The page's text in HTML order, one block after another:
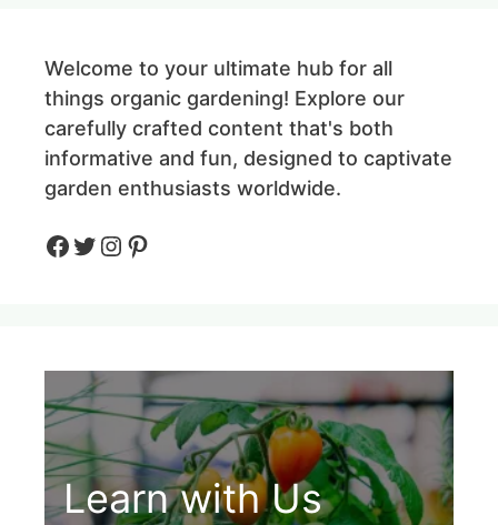
Welcome to your ultimate hub for all
things organic gardening! Explore our
carefully crafted content that's both
informative and fun, designed to captivate
garden enthusiasts worldwide.
Facebook
Twitter
Instagram
Pinteres
Learn with Us